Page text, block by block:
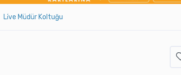
Li̇ve Müdür Koltuğu